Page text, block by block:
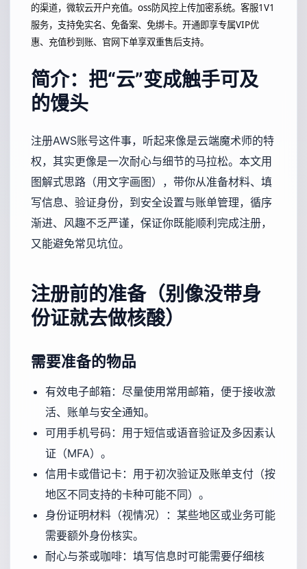
的渠道，微软云开户充值。oss防风控上传加密系统。客服1V1
服务，支持免实名、免备案、免绑卡。开通即享专属VIP优
惠、充值秒到账、官网下单享双重售后支持。
简介：把“云”变成触手可及
的馒头
注册AWS账号这件事，听起来像是云端魔术师的特
权，其实更像是一次耐心与细节的马拉松。本文用
图解式思路（用文字画图），带你从准备材料、填
写信息、验证身份，到安全设置与账单管理，循序
渐进、风趣不乏严谨，保证你既能顺利完成注册，
又能避免常见坑位。
注册前的准备（别像没带身
份证就去做核酸）
需要准备的物品
有效电子邮箱：尽量使用常用邮箱，便于接收激
活、账单与安全通知。
可用手机号码：用于短信或语音验证及多因素认
证（MFA）。
信用卡或借记卡：用于初次验证及账单支付（按
地区不同支持的卡种可能不同）。
身份证明材料（视情况）：某些地区或业务可能
需要额外身份核实。
耐心与茶或咖啡：填写信息时可能需要仔细核